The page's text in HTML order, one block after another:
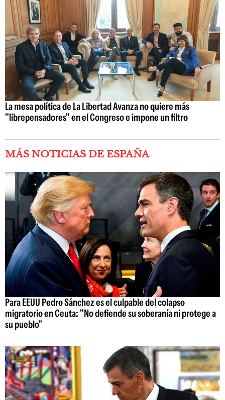
La mesa política de La Libertad Avanza no quiere más
"librepensadores" en el Congreso e impone un filtro
MÁS NOTICIAS DE ESPAÑA
Para EEUU Pedro Sánchez es el culpable del colapso
migratorio en Ceuta: "No defiende su soberanía ni protege a
su pueblo"